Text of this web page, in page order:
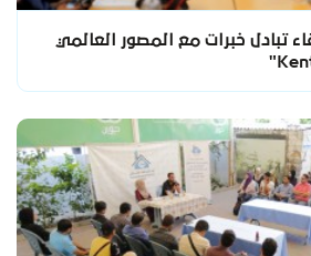
تبادل خبرات مع المصور العالمي